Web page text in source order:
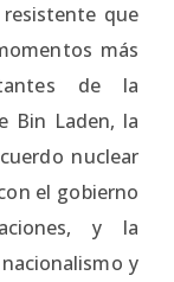
que
más
de la
Bin Laden, la
nuclear
el gobierno
y la
y